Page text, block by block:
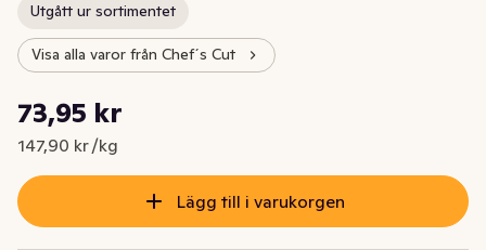
Utgått ur sortimentet
Visa alla varor från Chef´s Cut
Nuvarande pris är: 73,95 kr
73,95 kr
147,90 kr /kg
Styckpris: 147,90 kr /kg
Lägg till i varukorgen